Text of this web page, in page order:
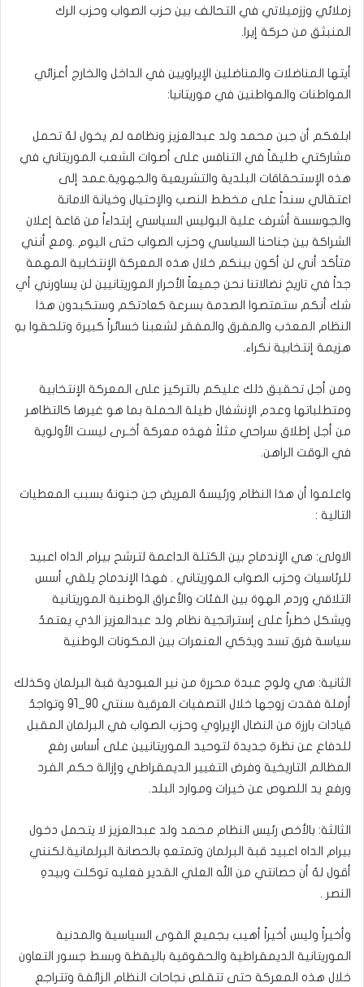
زملائي وززميلاتي في التحالف بين حزب الصواب وحزب الرك
المنبثق من حركة إيرا.
أيتها المناضلات والمناضلين الإيراويين في الداخل والخارج أعزائي
المواطنات والمواطنين في موريتانيا:
ابلغكم أن جبن محمد ولد عبدالعزيز ونظامه لم يخول لهُ تحمل
مشاركتي طليقاً في التنافس على أصوات الشعب الموريتاني في
هذه الإستحقاقات البلدية والتشريعية والجهوية.عمد إلى
اعتقالي سنداً على مخطط النصب والإحتيال وخيانة الامانة
والجوسسة أشرف علية البوليس السياسي إبتداءاً من قاعة إعلان
الشراكة بين جناحنا السياسي وحزب الصواب حتى اليوم .ومع أنني
متأكد أني لن أكون بينكم خلال هذه المعركة الإنتخابية المهمة
جداً في تاريخ نضالاتنا نحن جميعاً الأحرار الموريتانيين لن يساورني أي
شك أنكم ستمتصوا الصدمة بسرعة كعادتكم وستكبدون هذا
النظام المعذب والمفرق والمفقر لشعبنا خسائراً كبيرة وتلحقوا بهِ
هزيمة إنتخابية نكراء.
ومن أجل تحقيق ذلك عليكم بالتركيز على المعركة الإنتخابية
ومتطلباتها وعدم الإنشغال طيلة الحملة بما هو غيرها كالتظاهر
من أجل إطلاق سراحي مثلاً فهذه معركة أخـرى ليست الأولوية
في الوقت الراهن.
واعلموا أن هذا النظام ورئيسهُ المريض جن جنونهُ بسبب المعطيات
التالية :
الاولى: هي الإندماج بين الكتلة الداعمة لترشح بيرام الداه اعبيد
للرئاسيات وحزب الصواب الموريتاني . فهذا الإندماج يلقي أسس
التلاقي وردم الهوة بين الفئات والأعراق الوطنية الموريتانية
ويشكل خطراً على إستراتجية نظام ولد عبدالعزيز الذي يعتمدُ
سياسة فرق تسد ويذكي العنعرات بين المكونات الوطنية
الثانية: هي ولوج عبدة محررة من نير العبودية قبة البرلمان وكذلك
أرملة فقدت زوجها خلال التصفيات العرقية سنتي 90_91 وتواجدُ
قيادات بارزة من النضال الإيراوي وحزب الصواب في البرلمان المقبل
للدفاع عن نظرة جديدة لتوحيد الموريتانيين على أساس رفع
المظالم التاريخية وفرض التغيير الديمقراطي وإزالة حكم الفرد
ورفع يد اللصوص عن خيرات وموارد البلد.
الثالثة: بالأخص رئيس النظام محمد ولد عبدالعزيز لا يتحمل دخول
بيرام الداه اعبيد قبة البرلمان وتمتعهِ بالحصانة البرلمانية.لكنني
أقول لهُ أن حصانتي من الله العلي القدير فعليه توكلت وبيدهِ
النصر .
وأخيراً وليس أخيراً أهيب بجميع القوى السياسية والمدنية
الموريتانية الديمقراطية والحقوقية باليقظة وبسط جسور التعاون
خلال هذه المعركة حتى تتقلص نجاحات النظام الزائفة وتتراجع